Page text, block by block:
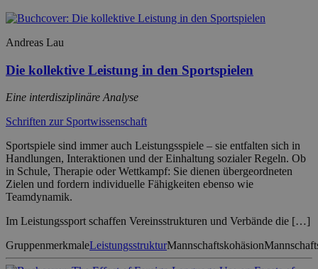
Andreas Lau
Die kollektive Leistung in den Sportspielen
Eine interdisziplinäre Analyse
Schriften zur Sportwissenschaft
Sportspiele sind immer auch Leistungsspiele – sie entfalten sich in
Handlungen, Interaktionen und der Einhaltung sozialer Regeln. Ob
in Schule, Therapie oder Wettkampf: Sie dienen übergeordneten
Zielen und fordern individuelle Fähigkeiten ebenso wie
Teamdynamik.
Im Leistungssport schaffen Vereinsstrukturen und Verbände die […]
GruppenmerkmaleLeistungsstrukturMannschaftskohäsion